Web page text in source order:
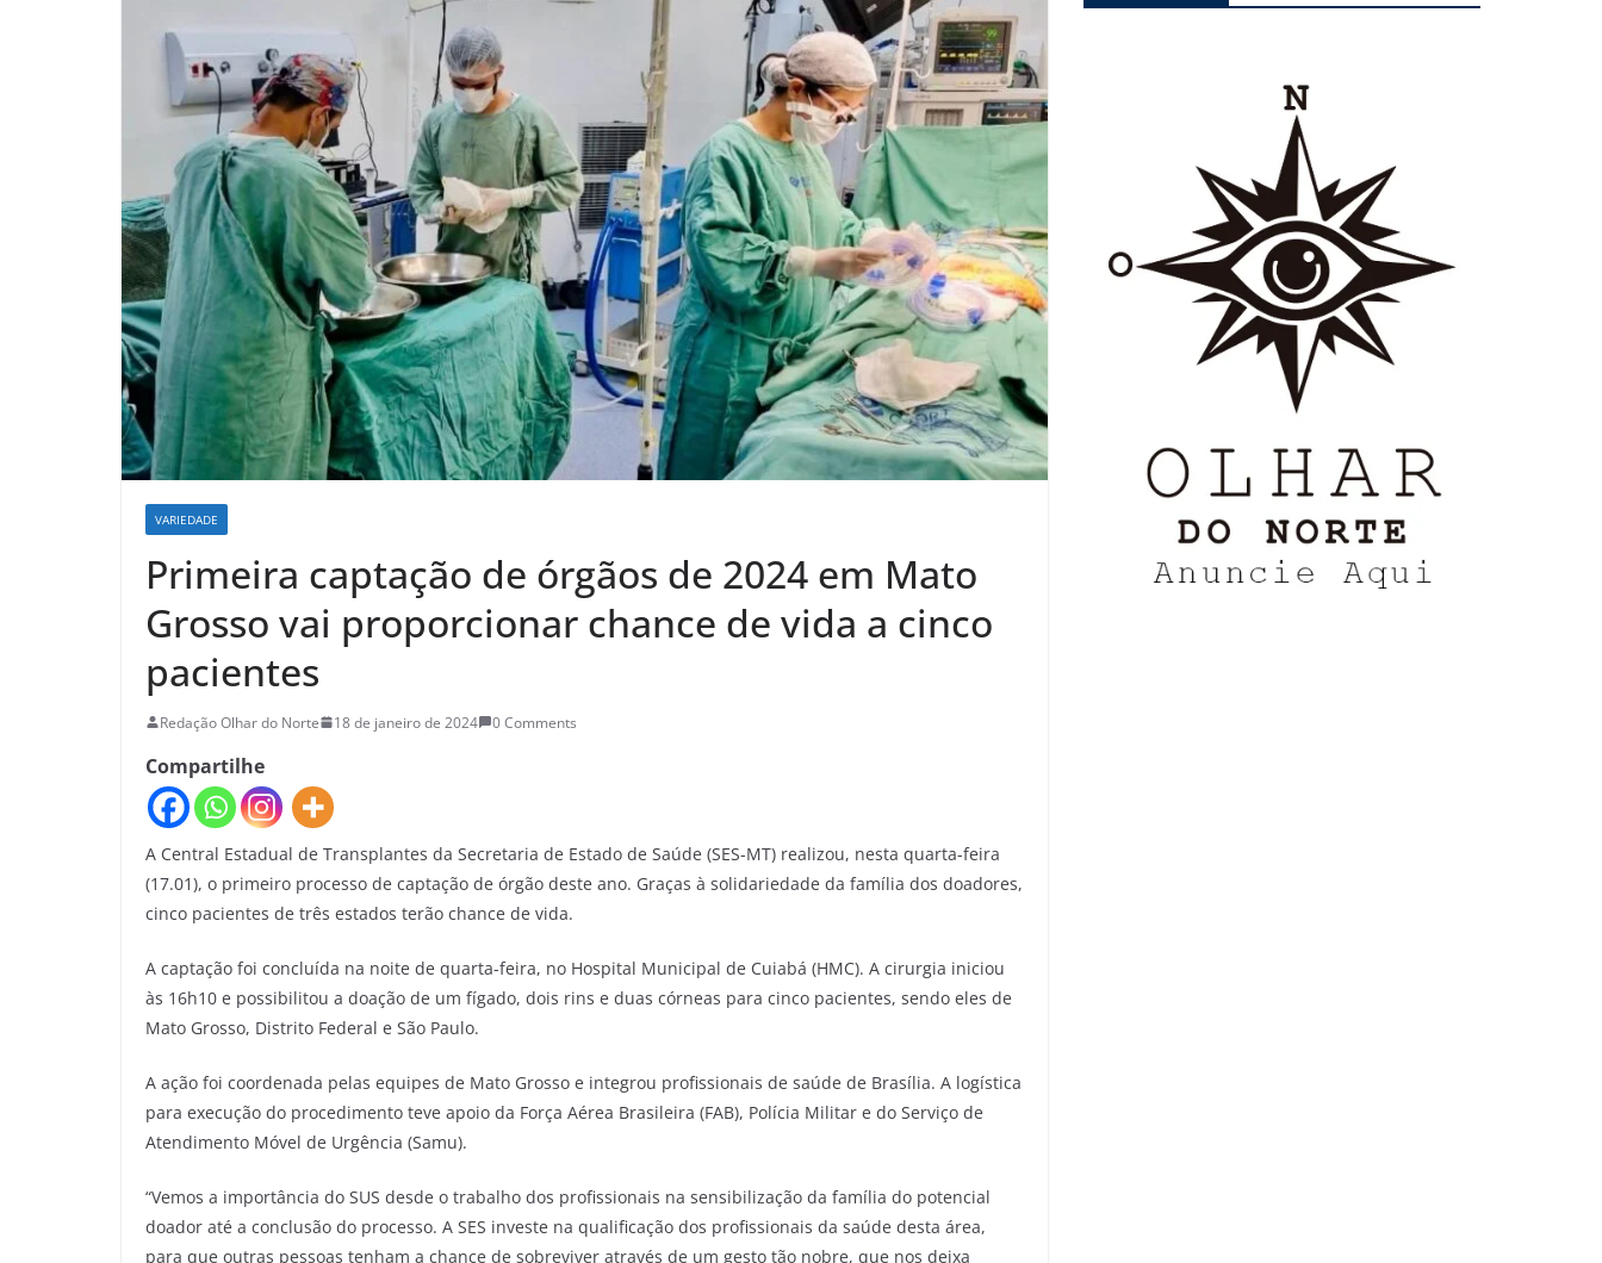
VARIEDADE
Primeira captação de órgãos de 2024 em Mato
Grosso vai proporcionar chance de vida a cinco
pacientes
Redação Olhar do Norte 18 de janeiro de 2024 0 Comments
Compartilhe
A Central Estadual de Transplantes da Secretaria de Estado de Saúde (SES-MT) realizou, nesta quarta-feira
(17.01), o primeiro processo de captação de órgão deste ano. Graças à solidariedade da família dos doadores,
cinco pacientes de três estados terão chance de vida.
A captação foi concluída na noite de quarta-feira, no Hospital Municipal de Cuiabá (HMC). A cirurgia iniciou
às 16h10 e possibilitou a doação de um fígado, dois rins e duas córneas para cinco pacientes, sendo eles de
Mato Grosso, Distrito Federal e São Paulo.
A ação foi coordenada pelas equipes de Mato Grosso e integrou profissionais de saúde de Brasília. A logística
para execução do procedimento teve apoio da Força Aérea Brasileira (FAB), Polícia Militar e do Serviço de
Atendimento Móvel de Urgência (Samu).
“Vemos a importância do SUS desde o trabalho dos profissionais na sensibilização da família do potencial
doador até a conclusão do processo. A SES investe na qualificação dos profissionais da saúde desta área,
para que outras pessoas tenham a chance de sobreviver através de um gesto tão nobre, que nos deixa